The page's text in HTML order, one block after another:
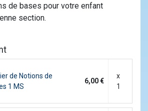
de bases pour votre enfant
section.
de Notions de
1 MS
6,00 €
x
1